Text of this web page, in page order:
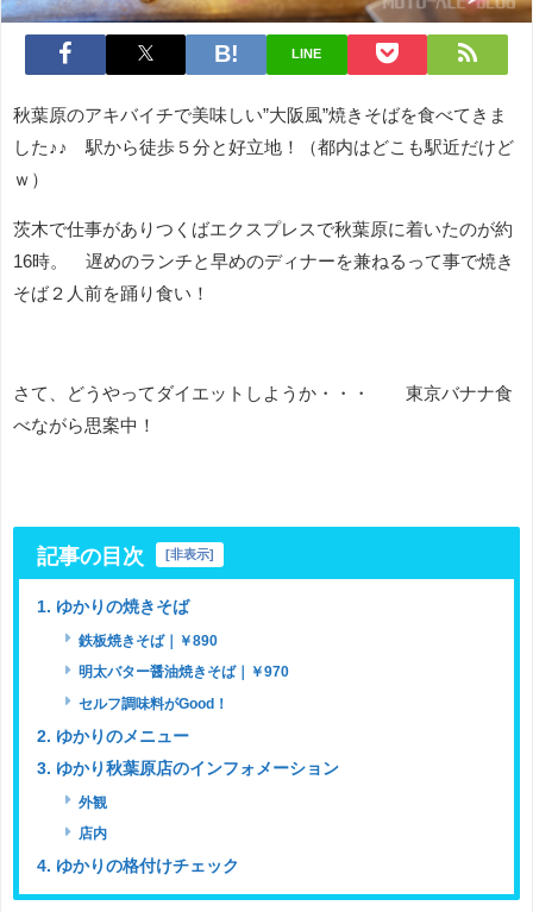
LINE
秋葉原のアキバイチで美味しい”大阪風”焼きそばを食べてきま
した♪♪ 駅から徒歩５分と好立地！（都内はどこも駅近だけど
ｗ）
茨木で仕事がありつくばエクスプレスで秋葉原に着いたのが約
16時。 遅めのランチと早めのディナーを兼ねるって事で焼き
そば２人前を踊り食い！
さて、どうやってダイエットしようか・・・ 東京バナナ食
べながら思案中！
記事の目次 [非表示]
1. ゆかりの焼きそば
鉄板焼きそば｜￥890
明太バター醤油焼きそば｜￥970
セルフ調味料がGood！
2. ゆかりのメニュー
3. ゆかり秋葉原店のインフォメーション
外観
店内
4. ゆかりの格付けチェック